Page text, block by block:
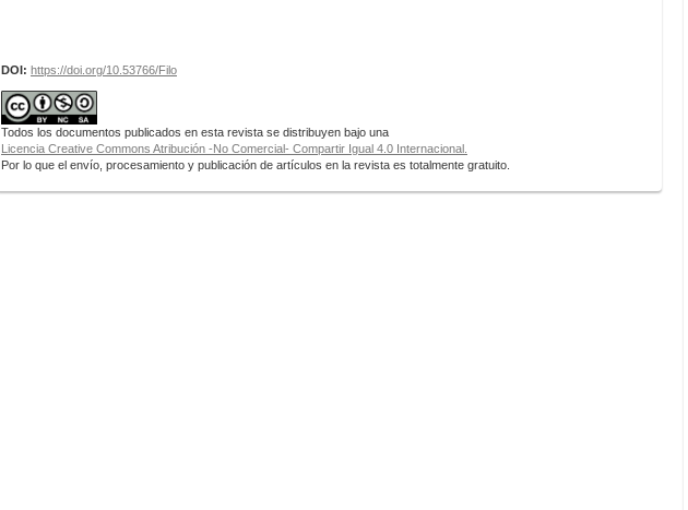
DOI: https://doi.org/10.53766/Filo
Todos los documentos publicados en esta revista se distribuyen bajo una
Licencia Creative Commons Atribución -No Comercial- Compartir Igual 4.0 Internacional.
Por lo que el envío, procesamiento y publicación de artículos en la revista es totalmente gratuito.